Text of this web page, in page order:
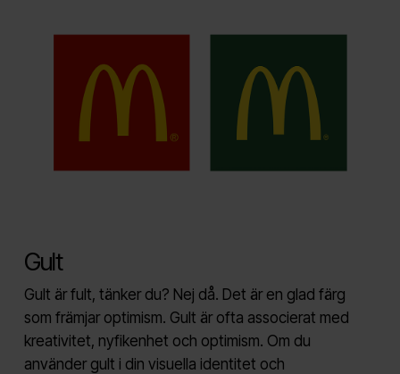
Gult
Gult är fult, tänker du? Nej då. Det är en glad färg
som främjar optimism. Gult är ofta associerat med
kreativitet, nyfikenhet och optimism. Om du
använder gult i din visuella identitet och